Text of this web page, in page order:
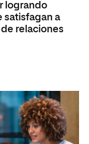
logrando
satisfagan a
relaciones